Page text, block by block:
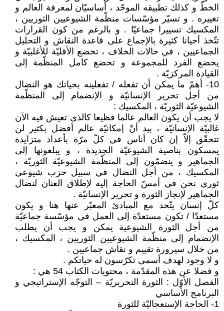
الخطّ و كذلك تطبيقه الموحّد ، أساسيّان لمعرفة العالم و
تغييره . و تسيّر مؤسّسات منظّمة الشيوعيين الثوريين ،
المكسيك تسييرا جماعيّا . و بالرغم من كون القرارات
تتّخذ أحيانا كثيرة بالإجماع على قاعدة النقاش و التحليل
الجماعيين ، في حالات الخلاف ، تخضع الأقليّة للأغلبيّة و
يخضع الفرد للمجموعة و تخضع كامل المنظّمة إلى
القيادة المركزيّة .
10- أهمّ ما يمكن أن تفعله / تفعلينه بحياتك هو النضال
من أجل تحرير الإنسانيّة و الإنضمام إلى المنظّمة
الشيوعيّة الثوريّة ، المكسيك :
لا يجب أن يكون العالم عالما فظيعا كالذى تعيش فيه الآن
غالبيّة الإنسانيّة ، بيد أنّ إمكانيّة عالم أفضل بكثير لن
تتحقّق إلاّ إن كان أناس في كلّ مرّة بأعداد متزايدة
يمسكون بناصية الشيوعيّة الجديدة ، و يبلغونها إلى
الجماهير و ينضمّون إلى المنظّمة الشيوعيّة الثوريّة ،
المكسيك ، من أجل النضال في سبيل حزب شيوعي
ثوري نحن في أمسّ الحاجة إليه لإطلاق العنان لنضال
الجماهير لإنجاز الثورة و تحرير الإنسانيّة .
كلّ إنسان يتّحد مع المبادئ المعبّر عنها هنا و يكون
مستعدّا / تكون مستعدّة إلى العمل في مؤسّسة جماعيّة
من أجل الثورة الشيوعية يمكن و يجب أن يطلب
الإنضمام إلى منظّمة الشيوعيين الثوريين ، المكسيك ،
من خلال سيرورة تقييم و نقاش جماعيين .
و لا وجود لهدف أسمى تكرّسون له حياتكم .
و فضلا عن هذه المقدّمة ، محتويات الكتاب 54 هي :
الفصل الأوّل : الثورة التحريريّة – التوجّه الإستراتيجي و
البرنامج الأساسي
1- الحاجة الإستعجاليّة للثورة